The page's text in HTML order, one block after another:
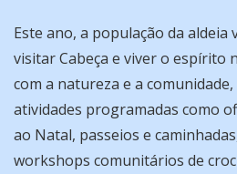
Este ano, a população da aldeia
visitar Cabeça e viver o espírito
com a natureza e a comunidade,
atividades programadas como
ao Natal, passeios e
workshops comunitários de